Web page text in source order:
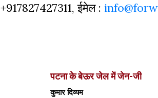
ईमेल :
पटना के बेऊर जेल में जेन-जी
कुमार दिव्यम